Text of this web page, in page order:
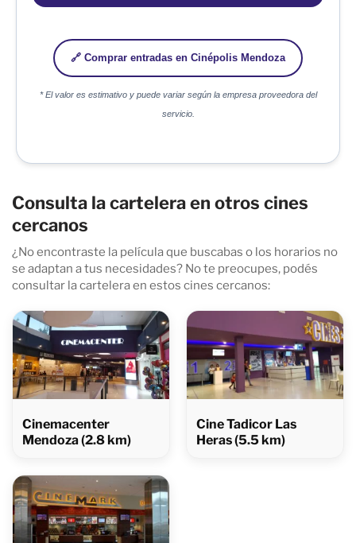
🔗 Comprar entradas en Cinépolis Mendoza
* El valor es estimativo y puede variar según la empresa proveedora del
servicio.
Consulta la cartelera en otros cines
cercanos
¿No encontraste la película que buscabas o los horarios no
se adaptan a tus necesidades? No te preocupes, podés
consultar la cartelera en estos cines cercanos:
Cinemacenter
Mendoza (2.8 km)
Cine Tadicor Las
Heras (5.5 km)